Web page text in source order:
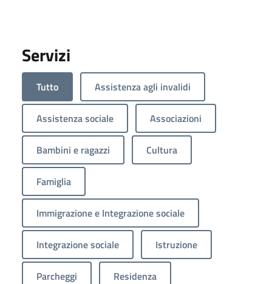
Servizi
Tutto Assistenza agli invalidi
Assistenza sociale Associazioni
Bambini e ragazzi Cultura
Famiglia
Immigrazione e Integrazione sociale
Integrazione sociale Istruzione
Parcheggi Residenza